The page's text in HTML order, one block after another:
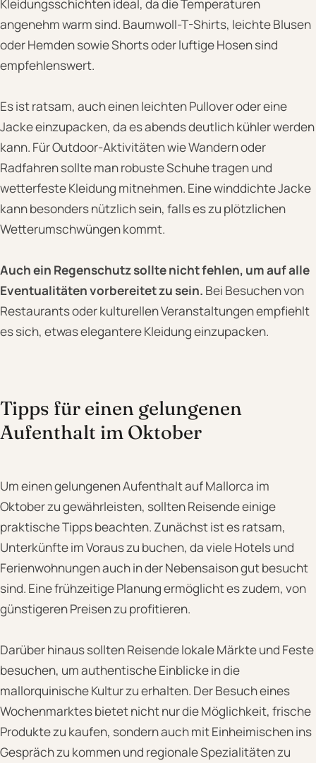
Kleidungsschichten ideal, da die Temperaturen
angenehm warm sind. Baumwoll-T-Shirts, leichte Blusen
oder Hemden sowie Shorts oder luftige Hosen sind
empfehlenswert.
Es ist ratsam, auch einen leichten Pullover oder eine
Jacke einzupacken, da es abends deutlich kühler werden
kann. Für Outdoor-Aktivitäten wie Wandern oder
Radfahren sollte man robuste Schuhe tragen und
wetterfeste Kleidung mitnehmen. Eine winddichte Jacke
kann besonders nützlich sein, falls es zu plötzlichen
Wetterumschwüngen kommt.
Auch ein Regenschutz sollte nicht fehlen, um auf alle
Eventualitäten vorbereitet zu sein. Bei Besuchen von
Restaurants oder kulturellen Veranstaltungen empfiehlt
es sich, etwas elegantere Kleidung einzupacken.
Tipps für einen gelungenen
Aufenthalt im Oktober
Um einen gelungenen Aufenthalt auf Mallorca im
Oktober zu gewährleisten, sollten Reisende einige
praktische Tipps beachten. Zunächst ist es ratsam,
Unterkünfte im Voraus zu buchen, da viele Hotels und
Ferienwohnungen auch in der Nebensaison gut besucht
sind. Eine frühzeitige Planung ermöglicht es zudem, von
günstigeren Preisen zu profitieren.
Darüber hinaus sollten Reisende lokale Märkte und Feste
besuchen, um authentische Einblicke in die
mallorquinische Kultur zu erhalten. Der Besuch eines
Wochenmarktes bietet nicht nur die Möglichkeit, frische
Produkte zu kaufen, sondern auch mit Einheimischen ins
Gespräch zu kommen und regionale Spezialitäten zu